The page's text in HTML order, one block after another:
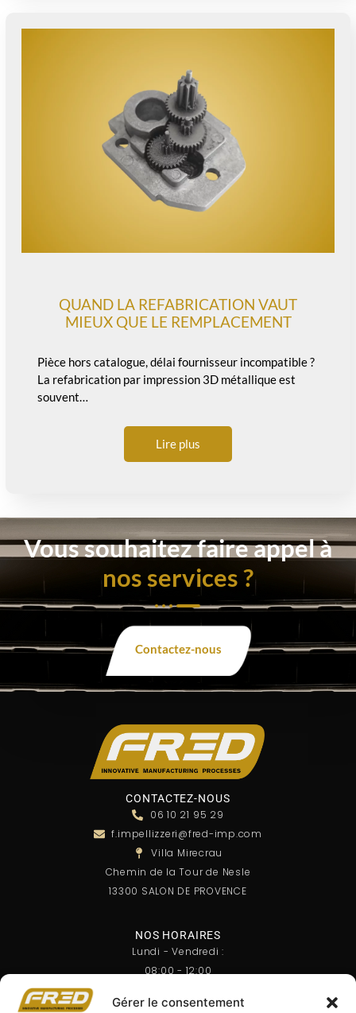
Gérer le consentement
QUAND LA REFABRICATION VAUT
MIEUX QUE LE REMPLACEMENT
Pièce hors catalogue, délai fournisseur incompatible ?
La refabrication par impression 3D métallique est
souvent…
Lire plus
Vous souhaitez faire appel à
nos services ?
Contactez-nous
CONTACTEZ-NOUS
06 10 21 95 29
f.impellizzeri@fred-imp.com
Villa Mirecrau
Chemin de la Tour de Nesle
13300 SALON DE PROVENCE
NOS HORAIRES
Lundi - Vendredi :
08:00 - 12:00
Samedi - Dimanche :